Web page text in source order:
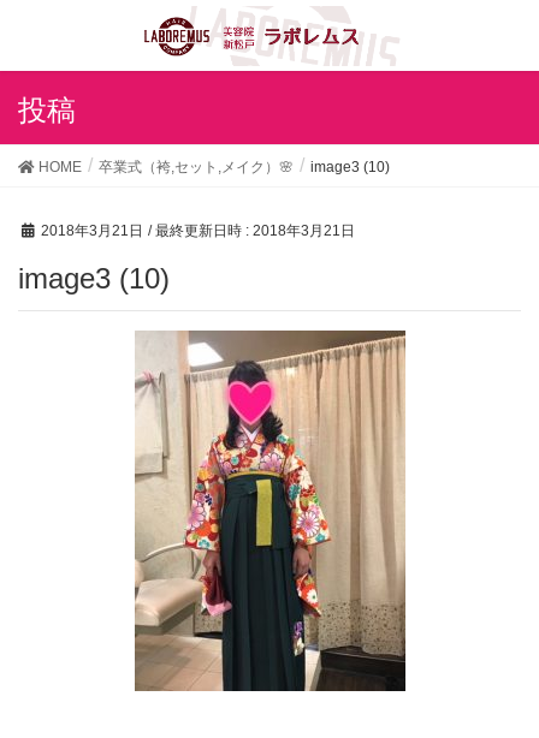
投稿
HOME 卒業式（袴,セット,メイク）🌸 image3 (10)
2018年3月21日 / 最終更新日時 : 2018年3月21日
image3 (10)